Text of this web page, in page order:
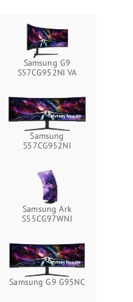
Подробнее →
1000 ₽ Подробнее →
Подробнее →
Подробнее →
Подробнее →
1000 ₽ Подробнее →
Samsung G9
S57CG952NI VA
Samsung
S57CG952NI
Samsung Ark
S55CG97WNI
Samsung G9 G95NC